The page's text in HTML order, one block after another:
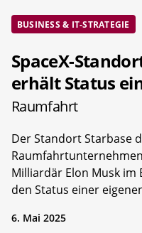
BUSINESS & IT-STRATEGIE
SpaceX-
erhält Status
Raumfahrt
Der Standort Starbase
Milliardär Elon Musk im
den Status einer
6. Mai 2025